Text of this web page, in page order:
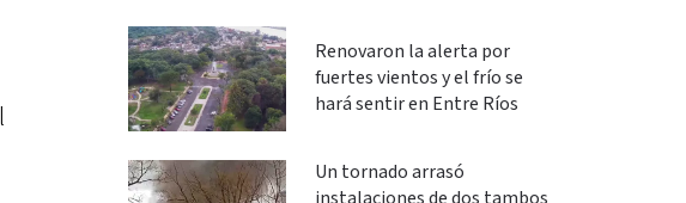
Renovaron la alerta por
fuertes vientos y el frío se
hará sentir en Entre Ríos
Un tornado arrasó